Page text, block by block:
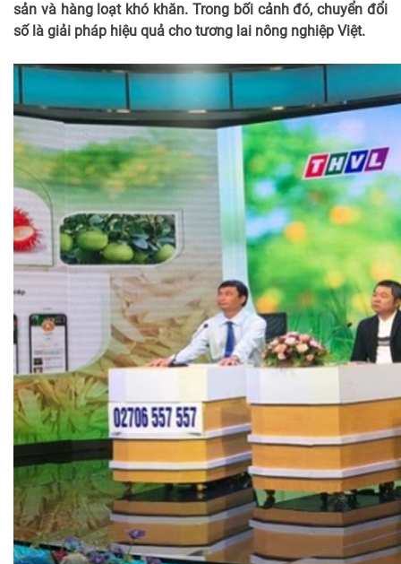
sản và hàng loạt khó khăn. Trong bối cảnh đó, chuyển đổi
số là giải pháp hiệu quả cho tương lai nông nghiệp Việt.